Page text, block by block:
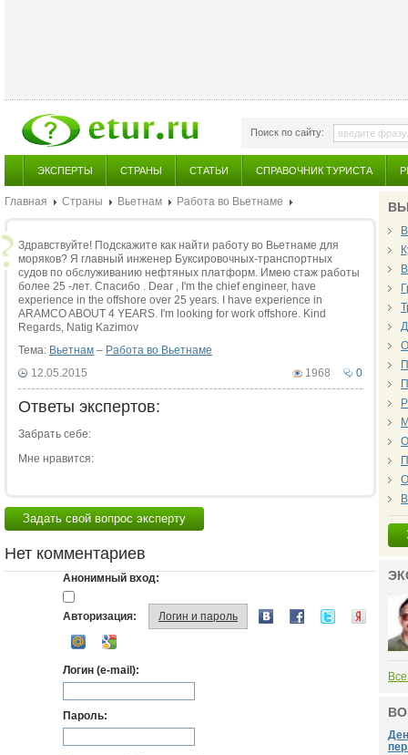
Поиск по сайту:
ЭКСПЕРТЫ СТРАНЫ СТАТЬИ СПРАВОЧНИК ТУРИСТА
Главная Страны Вьетнам Работа во Вьетнаме
Здравствуйте! Подскажите как найти работу во Вьетнаме для
моряков? Я главный инженер Буксировочных-транспортных
судов по обслуживанию нефтяных платформ. Имею стаж работы
более 25 -лет. Спасибо . Dear , I'm the chief engineer, have
experience in the offshore over 25 years. I have experience in
ARAMCO ABOUT 4 YEARS. I'm looking for work offshore. Kind
Regards, Natig Kazimov
Тема: Вьетнам – Работа во Вьетнаме
0
1968
12.05.2015
Ответы экспертов:
Забрать себе:
Мне нравится:
Задать свой вопрос эксперту
Нет комментариев
Анонимный вход:
Авторизация: Логин и пароль
Логин (e-mail):
Пароль: